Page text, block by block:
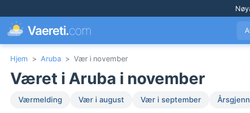
Vaereti.com
Hjem > Aruba > Vær i november
Været i Aruba i november
Værmelding Vær i august Vær i september